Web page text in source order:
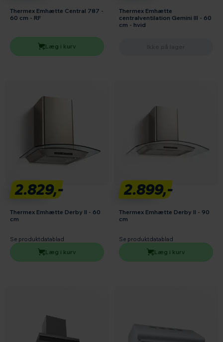
Thermex Emhætte Central 787 -
60 cm - RF
Læg i kurv
Thermex Emhætte
centralventilation Gemini III - 60
cm - hvid
2.829,-
Thermex Emhætte Derby II - 60
cm
Se produktdatablad
Læg i kurv
2.899,-
Thermex Emhætte Derby II - 90
cm
Se produktdatablad
Læg i kurv